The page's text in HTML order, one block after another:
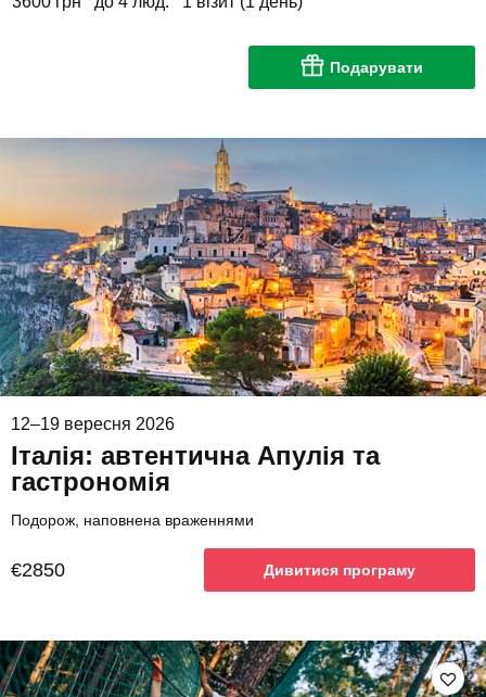
Подарувати
12–19 вересня 2026
Італія: автентична Апулія та
гастрономія
Подорож, наповнена враженнями
€2850 Дивитися програму